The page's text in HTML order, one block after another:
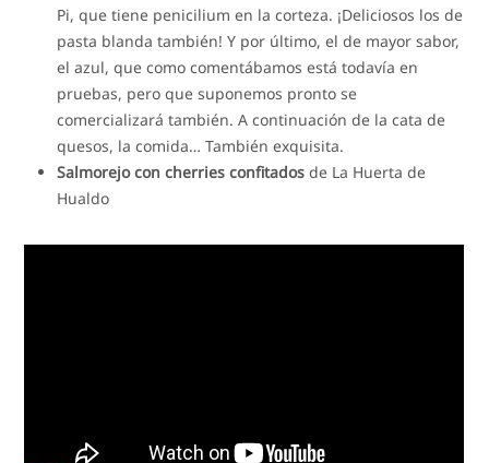
Pi, que tiene penicilium en la corteza. ¡Deliciosos los de
pasta blanda también! Y por último, el de mayor sabor,
el azul, que como comentábamos está todavía en
pruebas, pero que suponemos pronto se
comercializará también. A continuación de la cata de
quesos, la comida… También exquisita.
Salmorejo con cherries confitados de La Huerta de
Hualdo